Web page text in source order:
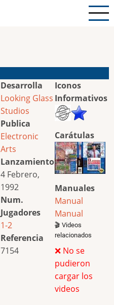
Desarrolla
Looking Glass
Studios
Publica
Electronic
Arts
Lanzamiento
4 Febrero,
1992
Num.
Jugadores
1-2
Referencia
7154
Iconos
Informativos
Carátulas
Manuales
Manual
Manual
🎬 Videos
relacionados
❌ No se
pudieron
cargar los
videos